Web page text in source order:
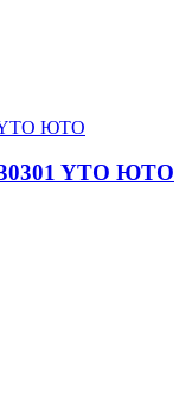
YTO ЮТО